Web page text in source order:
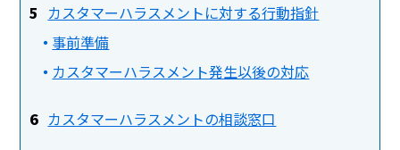
カスタマーハラスメントに対する行動指針
事前準備
カスタマーハラスメント発生以後の対応
カスタマーハラスメントの相談窓口